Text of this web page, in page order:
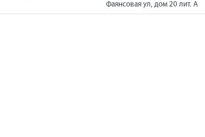
Фаянсовая ул, дом 20 лит. А